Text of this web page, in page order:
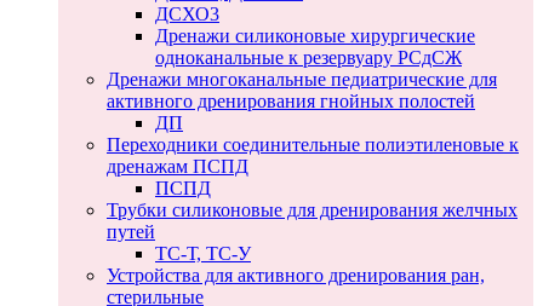
ДСХО3
Дренажи силиконовые хирургические
одноканальные к резервуару РСдСЖ
Дренажи многоканальные педиатрические для
активного дренирования гнойных полостей
ДП
Переходники соединительные полиэтиленовые к
дренажам ПСПД
ПСПД
Трубки силиконовые для дренирования желчных
путей
ТС-Т, ТС-У
Устройства для активного дренирования ран,
стерильные